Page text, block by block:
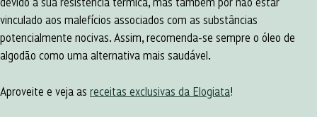
vinculado aos malefícios associados com as substâncias
potencialmente nocivas. Assim, recomenda-se sempre o óleo de
algodão como uma alternativa mais saudável.
Aproveite e veja as receitas exclusivas da Elogiata!